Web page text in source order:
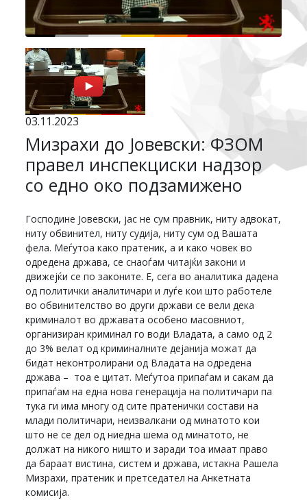
03.11.2023
Мизрахи до Јовевски: ФЗОМ
правел инспекциски надзор
со едно око подзамижено
Господине Јовевски, јас не сум правник, ниту адвокат,
ниту обвинител, ниту судија, ниту сум од Вашата
фела. Меѓутоа како пратеник, а и како човек во
одредена држава, се снаоѓам читајќи закони и
движејќи се по законите. Е, сега во аналитика дадена
од политички аналитичари и луѓе кои што работеле
во обвинителство во други држави се вели дека
криминалот во државата особено масовниот,
организиран криминал го води Владата, а само од 2
до 3% велат од криминалните дејанија можат да
бидат неконтролирани од Владата на одредена
држава – тоа е цитат. Меѓутоа припаѓам и сакам да
припаѓам на една нова генерација на политичари па
тука ги има многу од сите пратенички состави на
млади политичари, неизвалкани од минатото кои
што не се дел од ниедна шема од минатото, не
должат на никого ништо и заради тоа имаат право
да бараат вистина, систем и држава, истакна Рашела
Мизрахи, пратеник и претседател на Анкетната
комисија.